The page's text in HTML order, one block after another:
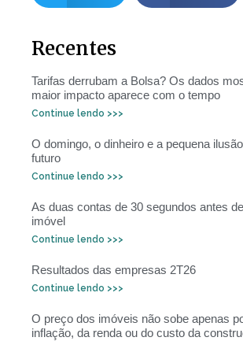
Recentes
Tarifas derrubam a Bolsa? Os dados
maior impacto aparece com o tempo
Continue lendo >>>
O domingo, o dinheiro e a pequena
futuro
Continue lendo >>>
As duas contas de 30 segundos antes
imóvel
Continue lendo >>>
Resultados das empresas 2T26
Continue lendo >>>
O preço dos imóveis não sobe apenas
inflação, da renda ou do custo da